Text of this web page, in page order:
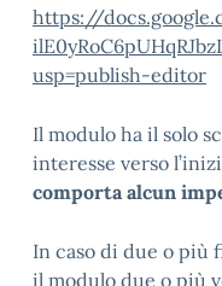
https://
usp=publish-editor
Il modulo ha il solo
interesse verso
comporta alcun
In caso di due o più
il modulo due o più